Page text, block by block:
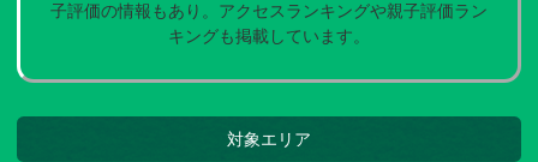
子評価の情報もあり。アクセスランキングや親子評価ラン
キングも掲載しています。
対象エリア